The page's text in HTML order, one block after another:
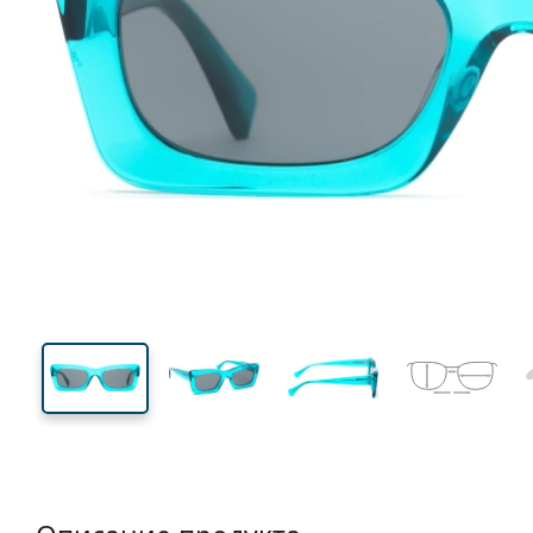
32 mm
Высота линзы
51 mm
Ширина линзы
Ширина
линзы